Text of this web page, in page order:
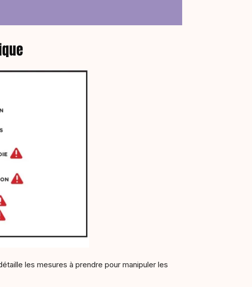
les mesures à prendre pour manipuler les